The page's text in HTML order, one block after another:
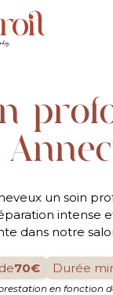
un soin
intense
dans notre
70€ Durée
en fonction